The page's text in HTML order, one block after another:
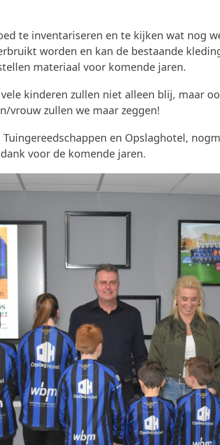
te inventariseren en te kijken wat nog
worden en kan de bestaande
materiaal voor komende jaren.
kinderen zullen niet alleen blij, maar
vrouw zullen we maar zeggen!
en Opslaghotel,
voor de komende jaren.